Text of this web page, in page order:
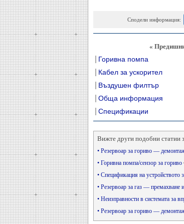
Сподели информация:
«
Горивна помпа
Кабел за ускорител
Въздушен филтър
Обща информация
Спецификации
Вижте други подобни статии
• Резервоар за гориво —
• Горивна помпа/сензор за гориво
• Спецификация на устройството
• Резервоар за газ — премахване
• Неизправности в системата за
• Резервоар за гориво —